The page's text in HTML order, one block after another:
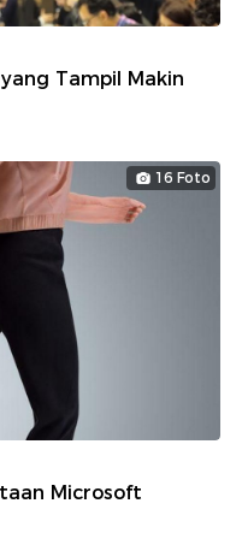
Tampil Makin
16 Foto
Microsoft